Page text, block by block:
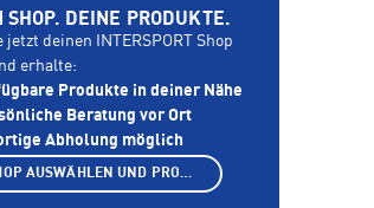
SHOP. DEINE PRODUKTE.
jetzt deinen INTERSPORT Shop
erhalte:
Produkte in deiner Nähe
Beratung vor Ort
Abholung möglich
SHOP AUSWÄHLEN UND PRODUKTE ANZEIGEN